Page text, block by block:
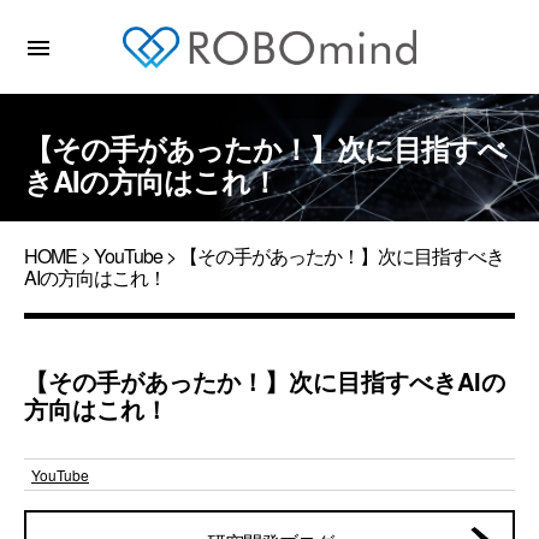
menu
【その手があったか！】次に目指すべ
きAIの方向はこれ！
HOME>YouTube> 【その手があったか！】次に目指すべき
AIの方向はこれ！
【その手があったか！】次に目指すべきAIの
方向はこれ！
YouTube